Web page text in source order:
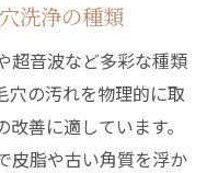
洗浄の種類
超音波など多彩な種類
穴の汚れを物理的に取
善に適しています。
皮脂や古い角質を浮か